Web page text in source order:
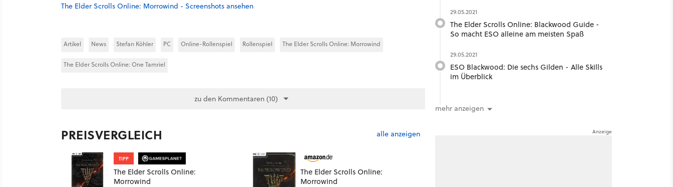
The Elder Scrolls Online: Morrowind - Screenshots ansehen
Artikel News Stefan Köhler PC Online-Rollenspiel Rollenspiel The Elder Scrolls Online: Morrowind
The Elder Scrolls Online: One Tamriel
zu den Kommentaren (10)
PREISVERGLEICH alle anzeigen
TIPP
The Elder Scrolls Online:
Morrowind
The Elder Scrolls Online:
Morrowind
29.05.2021
The Elder Scrolls Online: Blackwood Guide -
So macht ESO alleine am meisten Spaß
29.05.2021
ESO Blackwood: Die sechs Gilden - Alle Skills
im Überblick
mehr anzeigen